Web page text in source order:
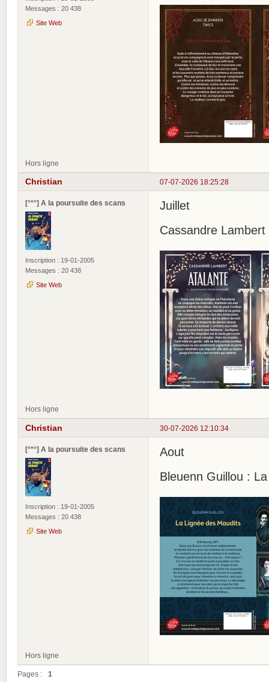
Messages : 20 438
Site Web
Hors ligne
07-07-2026 18:25:28
Christian
[°*°] A la poursuite des scans
Inscription : 19-01-2005
Messages : 20 438
Site Web
Juillet
Cassandre
Hors ligne
30-07-2026 12:10:34
Christian
[°*°] A la poursuite des scans
Inscription : 19-01-2005
Messages : 20 438
Site Web
Aout
Bleuenn Guillou :
Hors ligne
Pages : 1